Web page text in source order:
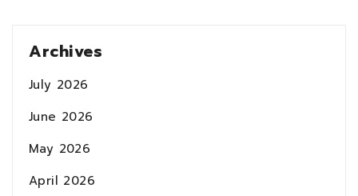
Archives
July 2026
June 2026
May 2026
April 2026